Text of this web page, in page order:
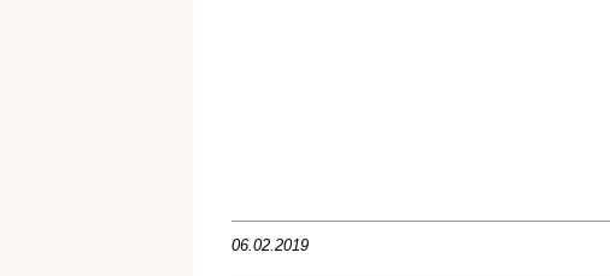
06.02.2019